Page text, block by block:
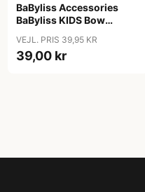
BaByliss Accessories
BaByliss KIDS Bow
pieces
VEJL. PRIS 39,95 KR
39,00 kr